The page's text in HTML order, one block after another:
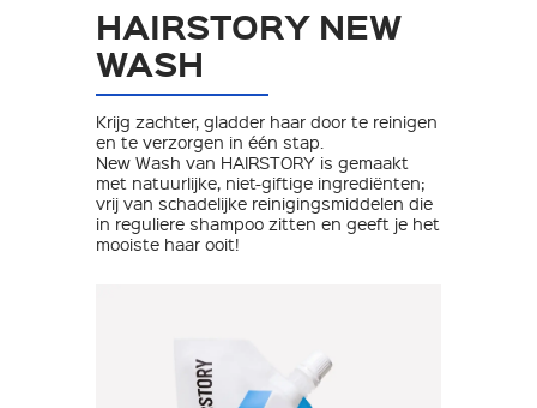
HAIRSTORY NEW
WASH
Krijg zachter, gladder haar door te reinigen
en te verzorgen in één stap.
New Wash van HAIRSTORY is gemaakt
met natuurlijke, niet-giftige ingrediënten;
vrij van schadelijke reinigingsmiddelen die
in reguliere shampoo zitten en geeft je het
mooiste haar ooit!